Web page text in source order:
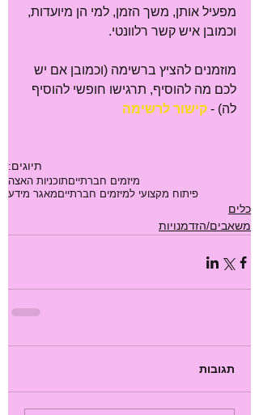
מפעיל אותן, משך הזמן, למי הן מיועדות,
וכמובן איש קשר רלוונטי.
מוזמנים להציץ ברשימה (וכמובן אם יש
לכם מה להוסיף, תרגישו חופשי להוסיף
לה) - קישור לרשימה
תיוגים:
מיזמים חברתייםתוכניות האצה
פיתוח מקצועי למיזמים חברתייםמאגר מידע
כלים
משאבים/הזדמנויות
תגובות